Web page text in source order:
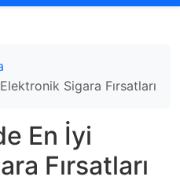
Sigara Fırsatları
En İyi
Fırsatları